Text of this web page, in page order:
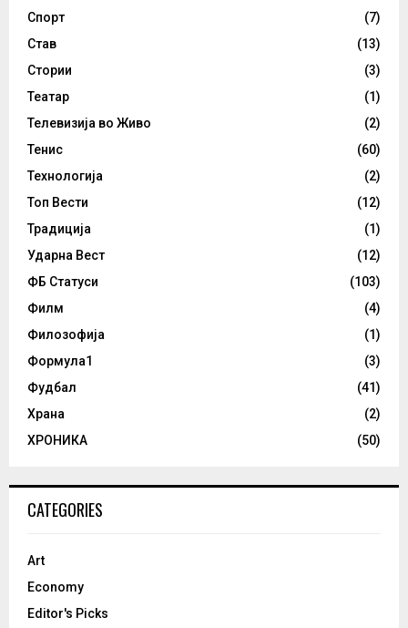
Спорт
(7)
Став
(13)
Стории
(3)
Театар
(1)
Телевизија во Живо
(2)
Тенис
(60)
Технологија
(2)
Топ Вести
(12)
Традиција
(1)
Ударна Вест
(12)
ФБ Статуси
(103)
Филм
(4)
Филозофија
(1)
Формула1
(3)
Фудбал
(41)
Храна
(2)
ХРОНИКА
(50)
CATEGORIES
Art
Economy
Editor's Picks